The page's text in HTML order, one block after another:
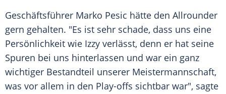
Geschäftsführer Marko Pesic hätte den Allrounder
gern gehalten. "Es ist sehr schade, dass uns eine
Persönlichkeit wie Izzy verlässt, denn er hat seine
Spuren bei uns hinterlassen und war ein ganz
wichtiger Bestandteil unserer Meistermannschaft,
was vor allem in den Play-offs sichtbar war", sagte